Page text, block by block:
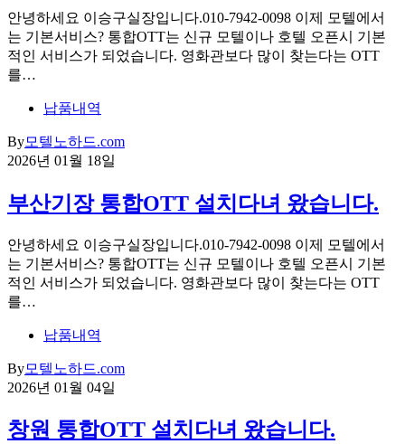
안녕하세요 이승구실장입니다.010-7942-0098 이제 모텔에서
는 기본서비스? 통합OTT는 신규 모텔이나 호텔 오픈시 기본
적인 서비스가 되었습니다. 영화관보다 많이 찾는다는 OTT
를…
납품내역
By모텔노하드.com
2026년 01월 18일
부산기장 통합OTT 설치다녀 왔습니다.
안녕하세요 이승구실장입니다.010-7942-0098 이제 모텔에서
는 기본서비스? 통합OTT는 신규 모텔이나 호텔 오픈시 기본
적인 서비스가 되었습니다. 영화관보다 많이 찾는다는 OTT
를…
납품내역
By모텔노하드.com
2026년 01월 04일
창원 통합OTT 설치다녀 왔습니다.